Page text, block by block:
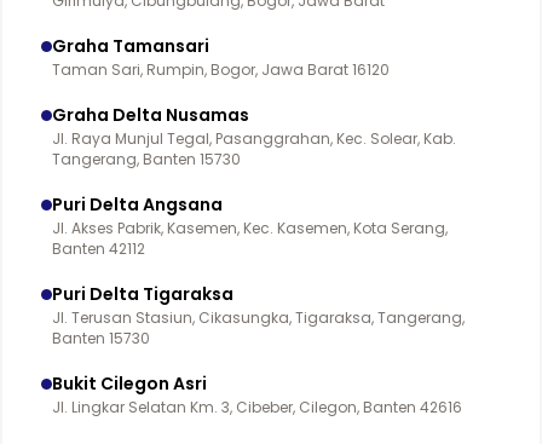
Graha Tamansari
Taman Sari, Rumpin, Bogor, Jawa Barat 16120
Graha Delta Nusamas
Jl. Raya Munjul Tegal, Pasanggrahan, Kec. Solear, Kab.
Tangerang, Banten 15730
Puri Delta Angsana
Jl. Akses Pabrik, Kasemen, Kec. Kasemen, Kota Serang,
Banten 42112
Puri Delta Tigaraksa
Jl. Terusan Stasiun, Cikasungka, Tigaraksa, Tangerang,
Banten 15730
Bukit Cilegon Asri
Jl. Lingkar Selatan Km. 3, Cibeber, Cilegon, Banten 42616